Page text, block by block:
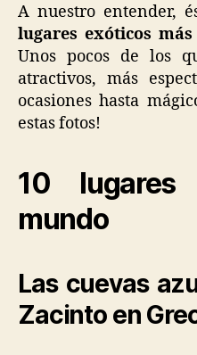
A nuestro entender,
lugares exóticos
Unos pocos de los
atractivos, más
ocasiones hasta
estas fotos!
10 lugares
mundo
Las cuevas
Zacinto en